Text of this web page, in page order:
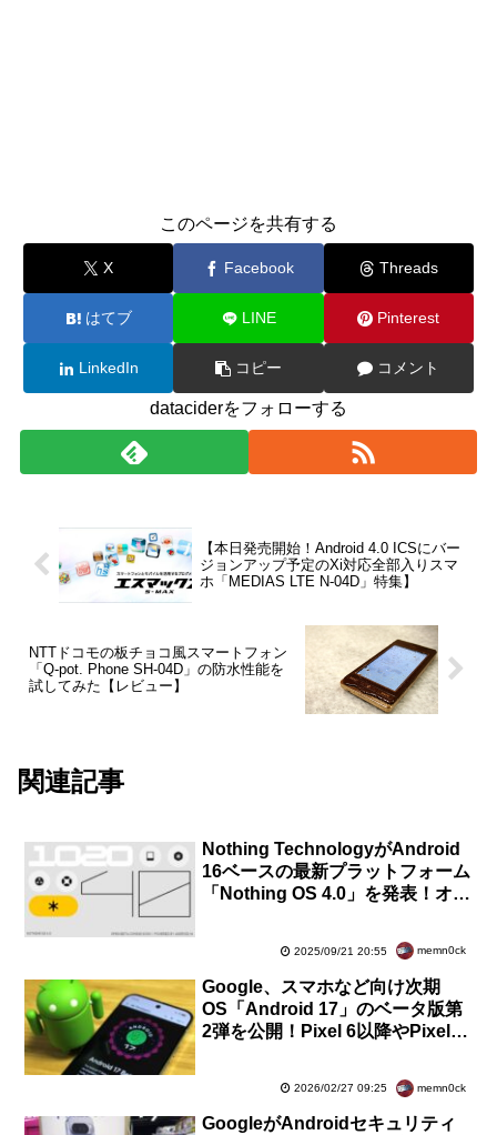
このページを共有する
X Facebook Threads
はてブ LINE Pinterest
LinkedIn コピー コメント
dataciderをフォローする
【本日発売開始！Android 4.0 ICSにバー
ジョンアップ予定のXi対応全部入りスマ
ホ「MEDIAS LTE N-04D」特集】
NTTドコモの板チョコ風スマートフォン
「Q-pot. Phone SH-04D」の防水性能を
試してみた【レビュー】
関連記事
Nothing TechnologyがAndroid
16ベースの最新プラットフォーム
「Nothing OS 4.0」を発表！オー
2025/09/21 20:55 memn0ck
Google、スマホなど向け次期
OS「Android 17」のベータ版第
2弾を公開！Pixel 6以降やPixel
2026/02/27 09:25 memn0ck
GoogleがAndroidセキュリティ